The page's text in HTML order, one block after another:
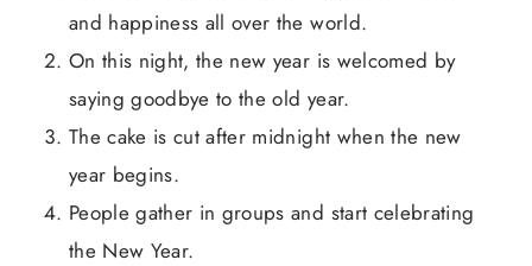
and happiness all over the world.
On this night, the new year is welcomed by
saying goodbye to the old year.
The cake is cut after midnight when the new
year begins.
People gather in groups and start celebrating
the New Year.